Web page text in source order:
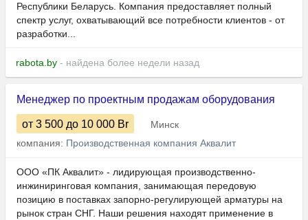
Республики Беларусь. Компания предоставляет полный
спектр услуг, охватывающий все потребности клиентов - от
разработки...
rabota.by - найдена более недели назад
Менеджер по проектным продажам оборудования
от 3 500 до 10 000 Br
Минск
компания: Производственная компания Аквалит
ООО «ПК Аквалит» - лидирующая производственно-
инжиниринговая компания, занимающая передовую
позицию в поставках запорно-регулирующей арматуры на
рынок стран СНГ. Наши решения находят применение в